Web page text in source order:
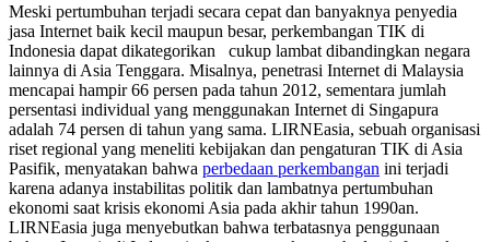
Meski pertumbuhan terjadi secara cepat dan banyaknya penyedia
jasa Internet baik kecil maupun besar, perkembangan TIK di
Indonesia dapat dikategorikan cukup lambat dibandingkan negara
lainnya di Asia Tenggara. Misalnya, penetrasi Internet di Malaysia
mencapai hampir 66 persen pada tahun 2012, sementara jumlah
persentasi individual yang menggunakan Internet di Singapura
adalah 74 persen di tahun yang sama. LIRNEasia, sebuah organisasi
riset regional yang meneliti kebijakan dan pengaturan TIK di Asia
Pasifik, menyatakan bahwa perbedaan perkembangan ini terjadi
karena adanya instabilitas politik dan lambatnya pertumbuhan
ekonomi saat krisis ekonomi Asia pada akhir tahun 1990an.
LIRNEasia juga menyebutkan bahwa terbatasnya penggunaan